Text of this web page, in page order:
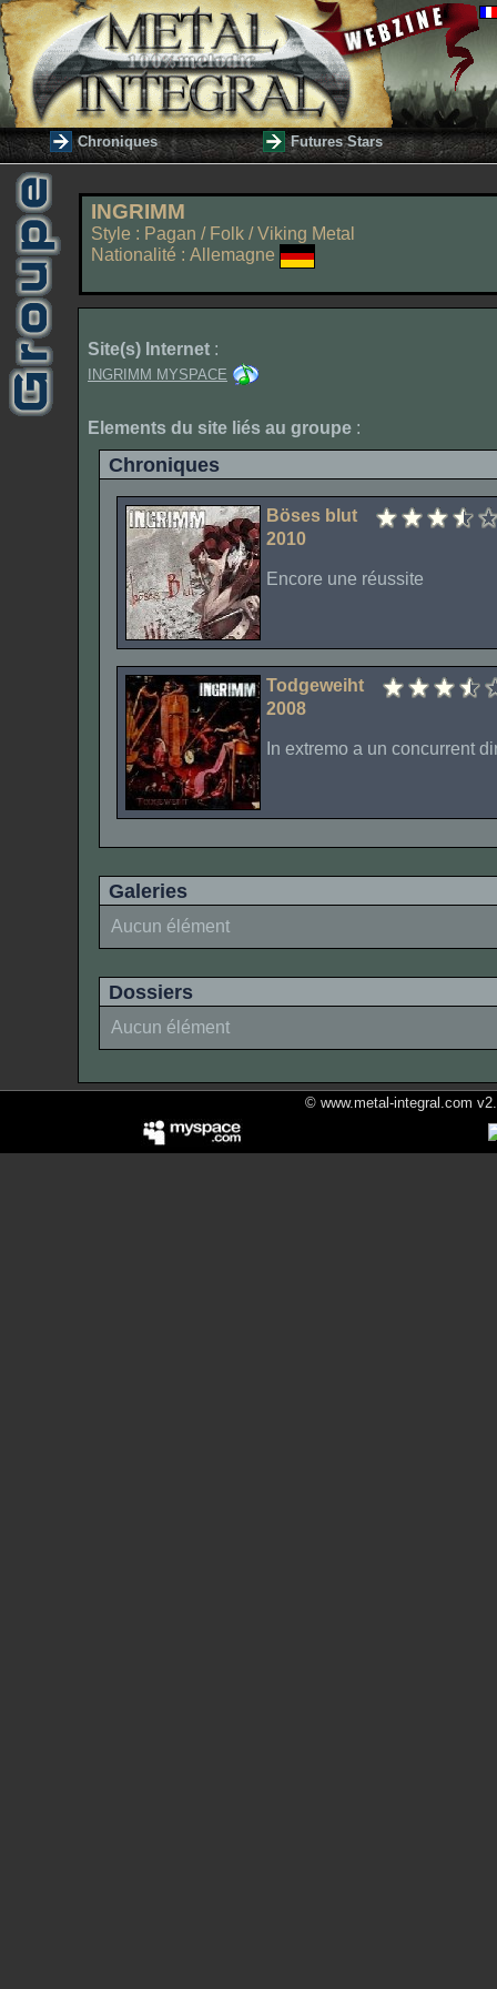
Chroniques Futures Stars
INGRIMM
Style : Pagan / Folk / Viking Metal
Nationalité : Allemagne
Site(s) Internet :
INGRIMM MYSPACE
Elements du site liés au groupe :
Chroniques
Böses blut
2010
Encore une réussite
Todgeweiht
2008
In extremo a un concurrent
Galeries
Aucun élément
Dossiers
Aucun élément
© www.metal-integral.com